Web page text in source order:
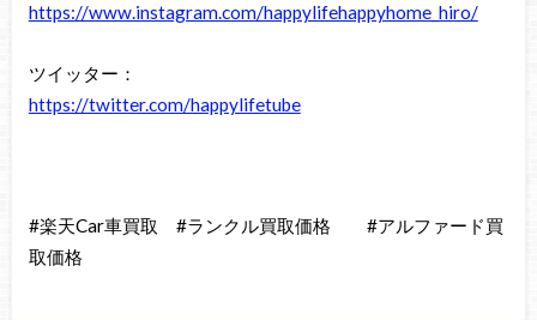
https://www.instagram.com/happylifehappyhome_hiro/
ツイッター：
https://twitter.com/happylifetube
#楽天Car車買取 #ランクル買取価格 #アルファード買
取価格